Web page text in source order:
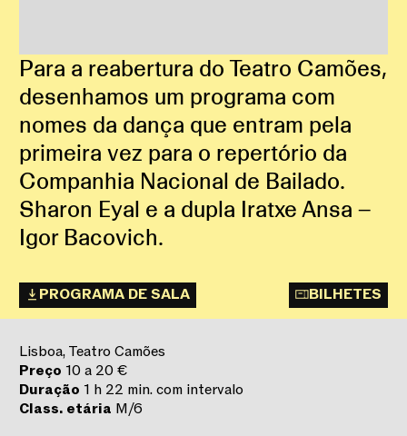
Para a reabertura do Teatro Camões,
desenhamos um programa com
nomes da dança que entram pela
primeira vez para o repertório da
Companhia Nacional de Bailado.
Sharon Eyal e a dupla Iratxe Ansa –
Igor Bacovich.
PROGRAMA DE SALA BILHETES
Lisboa, Teatro Camões
Preço 10 a 20 €
Duração 1 h 22 min. com intervalo
Class. etária M/6